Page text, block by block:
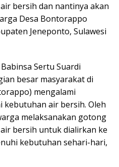
bersih dan nantinya akan
Desa Bontorappo
Jeneponto, Sulawesi
Sertu Suardi
besar masyarakat di
mengalami
kebutuhan air bersih. Oleh
melaksanakan gotong
bersih untuk dialirkan ke
kebutuhan sehari-hari,